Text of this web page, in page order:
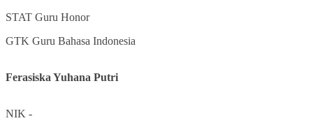
STAT Guru Honor
GTK Guru Bahasa Indonesia
Ferasiska Yuhana Putri
NIK -